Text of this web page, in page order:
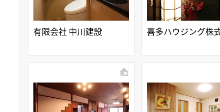
有限会社 中川建設 喜多ハウジング株